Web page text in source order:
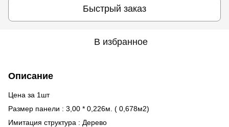
Быстрый заказ
В избранное
Описание
Цена за 1шт
Размер панели : 3,00 * 0,226м. ( 0,678м2)
Имитация структура : Дерево